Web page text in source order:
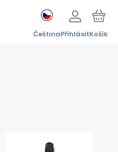
ČeštinaPřihlásitKošík